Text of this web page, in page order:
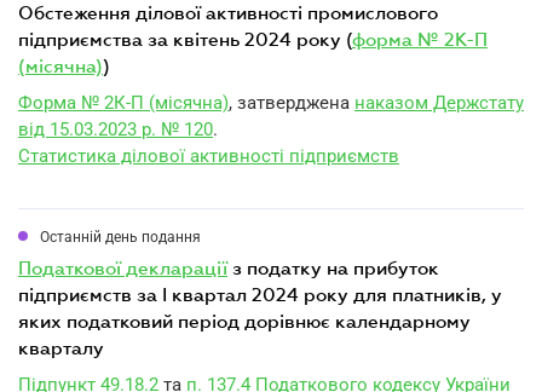
обстеження ділової активності промислового
підприємства за квітень 2024 року (форма № 2К-П
(місячна))
Форма № 2К-П (місячна), затверджена наказом Держстату
від 15.03.2023 р. № 120.
Статистика ділової активності підприємств
Останній день подання
податкової декларації з податку на прибуток
підприємств за I квартал 2024 року для платників, у
яких податковий період дорівнює календарному
кварталу
Підпункт 49.18.2 та п. 137.4 Податкового кодексу України